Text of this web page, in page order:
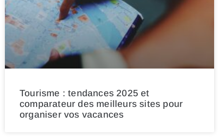
Tourisme : tendances 2025 et
comparateur des meilleurs sites pour
organiser vos vacances